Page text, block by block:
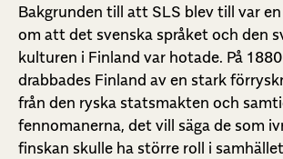
Bakgrunden till att SLS blev till var
om att det svenska språket och den
kulturen i Finland var hotade. På
drabbades Finland av en stark
från den ryska statsmakten och
fennomanerna, det vill säga de som
finskan skulle ha större roll i